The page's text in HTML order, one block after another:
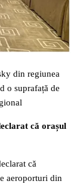
din regiunea
o suprafață de
că orașul
că
aeroporturi din